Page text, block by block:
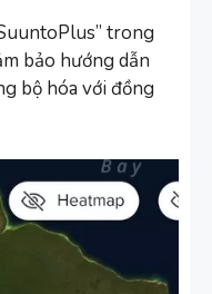
trong
bảo hướng dẫn
bộ hóa với đồng